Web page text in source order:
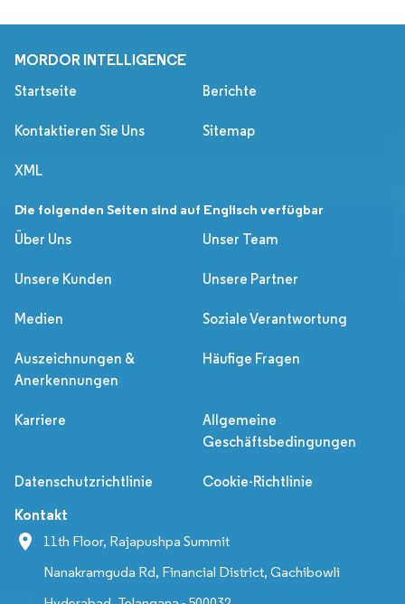
MORDOR INTELLIGENCE
Startseite Berichte
Kontaktieren Sie Uns Sitemap
XML
Die folgenden Seiten sind auf Englisch verfügbar
Über Uns
Unser Team
Unsere Kunden Unsere Partner
Medien Soziale Verantwortung
Auszeichnungen &
Anerkennungen
Häufige Fragen
Karriere
Allgemeine
Geschäftsbedingungen
Datenschutzrichtlinie Cookie-Richtlinie
Kontakt
11th Floor, Rajapushpa Summit
Nanakramguda Rd, Financial District, Gachibowli